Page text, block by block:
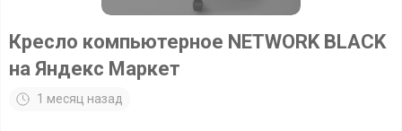
Кресло компьютерное NETWORK BLACK
на Яндекс Маркет
1 месяц назад